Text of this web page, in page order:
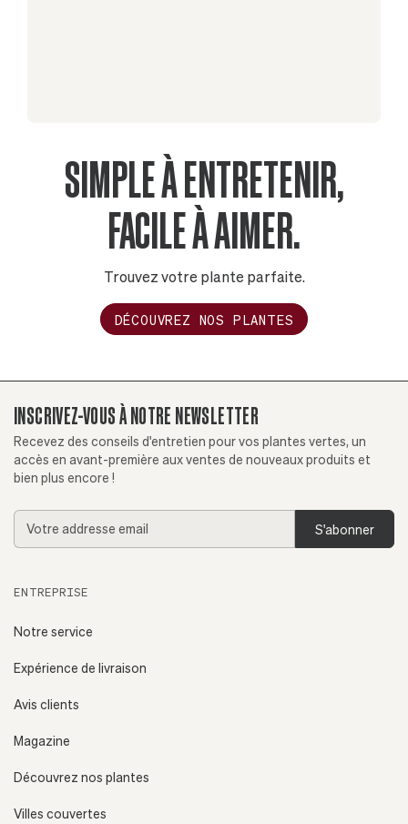
SIMPLE À ENTRETENIR,
FACILE À AIMER.
Trouvez votre plante parfaite.
DÉCOUVREZ NOS PLANTES
INSCRIVEZ-VOUS À NOTRE NEWSLETTER
Recevez des conseils d'entretien pour vos plantes vertes, un
accès en avant-première aux ventes de nouveaux produits et
bien plus encore !
Addresse
email
ENTREPRISE
Notre service
Expérience de livraison
Avis clients
Magazine
Découvrez nos plantes
Villes couvertes